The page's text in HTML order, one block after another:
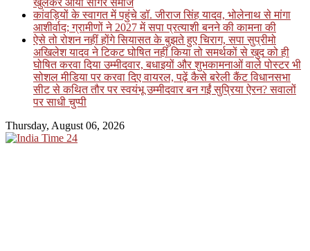
खुलकर आया सागर समाज
कांवड़ियों के स्वागत में पहुंचे डॉ. जीराज सिंह यादव, भोलेनाथ से मांगा
आशीर्वाद; ग्रामीणों ने 2027 में सपा प्रत्याशी बनने की कामना की
ऐसे तो रोशन नहीं होंगे सियासत के बुझते हुए चिराग, सपा सुप्रीमो
अखिलेश यादव ने टिकट घोषित नहीं किया तो समर्थकों से खुद को ही
घोषित करवा दिया उम्मीदवार, बधाइयों और शुभकामनाओं वाले पोस्टर भी
सोशल मीडिया पर करवा दिए वायरल, पढ़ें कैसे बरेली कैंट विधानसभा
सीट से कथित तौर पर स्वयंभू उम्मीदवार बन गईं सुप्रिया ऐरन? सवालों
पर साधी चुप्पी
Thursday, August 06, 2026